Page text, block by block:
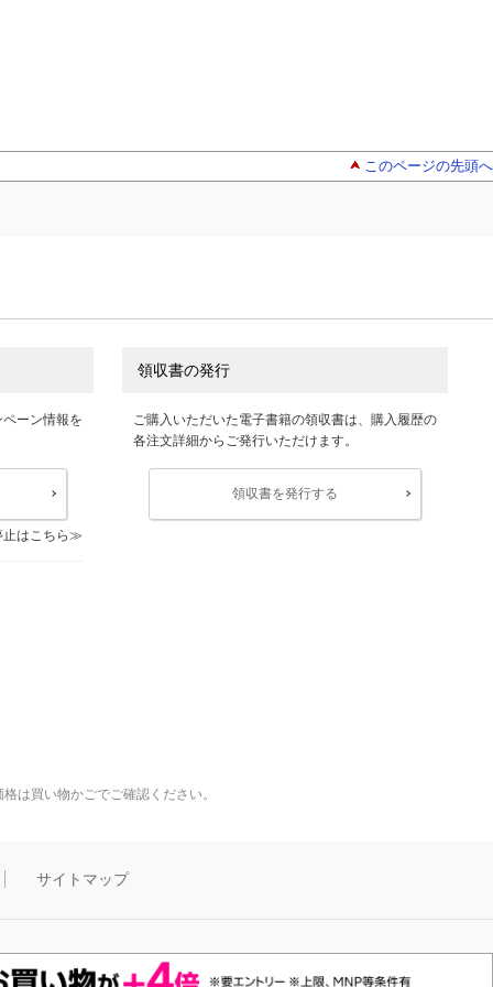
このページの先頭へ
ーン情報を
はこちら
領収書の発行
ご購入いただいた電子書籍の領収書は、購入履歴の
各注文詳細からご発行いただけます。
領収書を発行する
は買い物かごでご確認ください。
サイトマップ